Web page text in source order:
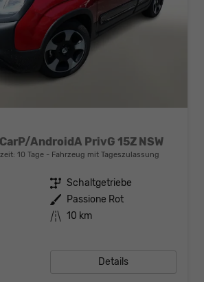
AndroidA PrivG 15Z NSW
10 Tage Fahrzeug mit Tageszulassung
Getriebe Schaltgetriebe
Außenfarbe Passione Rot
Kilometerstand 10 km
Details